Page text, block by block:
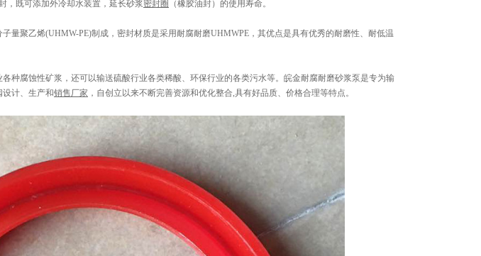
，既可添加外冷却水装置，延长砂浆密封圈 （橡胶油封）的使用寿命。
量聚乙烯(UHMW-PE)制成，密封材质是采用耐腐耐磨UHMWPE，其优点是具有优秀的耐磨性、耐低温
种腐蚀性矿浆，还可以输送硫酸行业各类稀酸、环保行业的各类污水等。皖金耐腐耐磨砂浆泵是专为输
计、生产和销售厂家 ，自创立以来不断完善资源和优化整合,具有好品质、价格合理等特点。